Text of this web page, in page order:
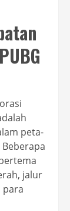
peta-
jalur
para